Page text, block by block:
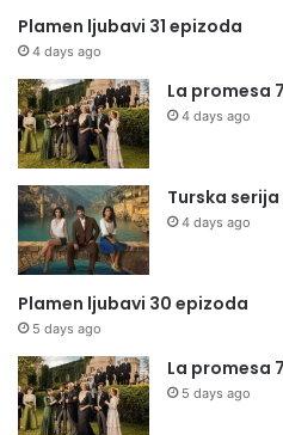
Plamen ljubavi 31 epizoda
4 days ago
La promesa
4 days ago
Turska
4 days ago
Plamen ljubavi 30 epizoda
5 days ago
La promesa
5 days ago